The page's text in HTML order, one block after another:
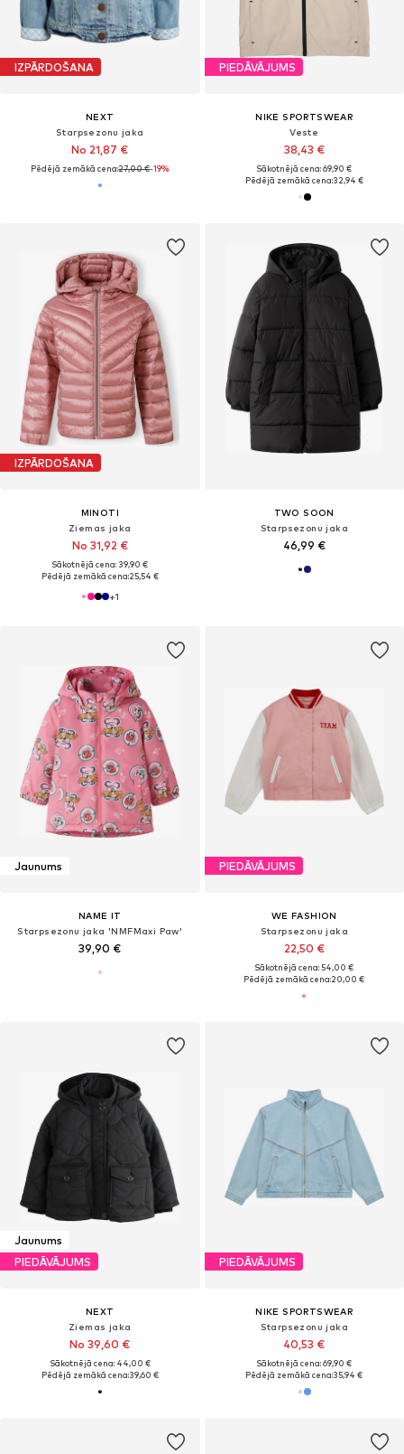
IZPĀRDOŠANA
NEXT
Starpsezonu jaka
No 21,87 €
Pēdējā zemākā cena:27,00 €-19%
PIEDĀVĀJUMS
NIKE SPORTSWEAR
Veste
38,43 €
Sākotnējā cena: 69,90 €
Pēdējā zemākā cena:32,94 €
IZPĀRDOŠANA
MINOTI
Ziemas jaka
No 31,92 €
Sākotnējā cena: 39,90 €
Pēdējā zemākā cena:25,54 €
+1
TWO SOON
Starpsezonu jaka
46,99 €
Jaunums
NAME IT
Starpsezonu jaka 'NMFMaxi Paw'
39,90 €
PIEDĀVĀJUMS
WE FASHION
Starpsezonu jaka
22,50 €
Sākotnējā cena: 54,00 €
Pēdējā zemākā cena:20,00 €
Jaunums
PIEDĀVĀJUMS
NEXT
Ziemas jaka
No 39,60 €
Sākotnējā cena: 44,00 €
Pēdējā zemākā cena:39,60 €
PIEDĀVĀJUMS
NIKE SPORTSWEAR
Starpsezonu jaka
40,53 €
Sākotnējā cena: 69,90 €
Pēdējā zemākā cena:35,94 €